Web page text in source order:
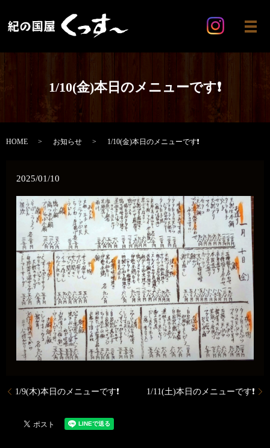
メ
1/10(金)本日のメニューです❗️
HOME お知らせ 1/10(金)本日のメニューです❗️
2025/01/10
1/9(木)本日のメニューです❗️ 1/11(土)本日のメニューです❗️